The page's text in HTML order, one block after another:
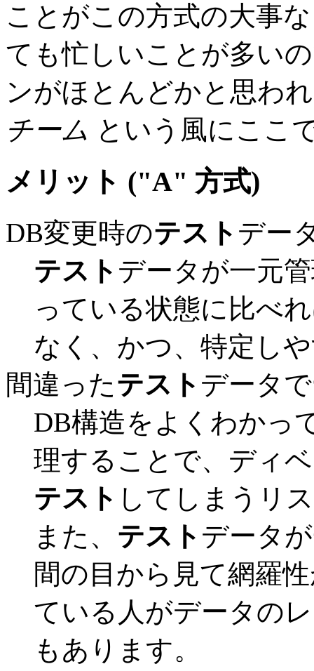
ことがこの方式の大事
ても忙しいことが多い
ンがほとんどかと思わ
チーム という風にここ
メリット ("A" 方式)
DB変更時のテスト デー
テスト データが一元
っている状態に比べ
なく、かつ、特定し
間違ったテスト データで
DB構造をよくわかっ
理することで、ディ
テスト してしまうリ
また、 テスト データ
間の目から見て網羅
ている人がデータの
もあります。